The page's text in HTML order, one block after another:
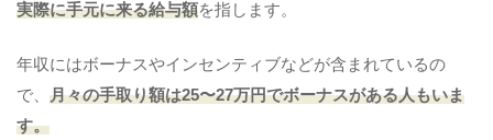
実際に手元に来る給与額を指します。
年収にはボーナスやインセンティブなどが含まれているの
で、 月々の手取り額は25〜27万円でボーナスがある人もいま
す。